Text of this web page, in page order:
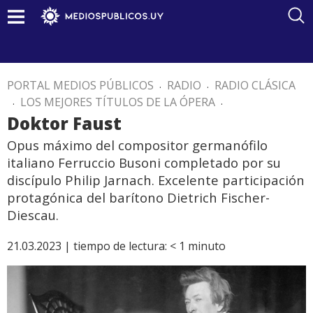
PORTAL MEDIOS PÚBLICOS . RADIO . RADIO CLÁSICA
. LOS MEJORES TÍTULOS DE LA ÓPERA .
Doktor Faust
Opus máximo del compositor germanófilo
italiano Ferruccio Busoni completado por su
discípulo Philip Jarnach. Excelente participación
protagónica del barítono Dietrich Fischer-
Diescau.
21.03.2023 | tiempo de lectura: < 1 minuto